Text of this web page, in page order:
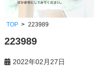
TOP 223989
223989
2022年02月27日